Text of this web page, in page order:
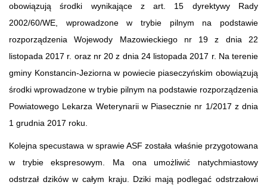
obowiązują środki wynikające z art. 15 dyrektywy Rady
2002/60/WE, wprowadzone w trybie pilnym na podstawie
rozporządzenia Wojewody Mazowieckiego nr 19 z dnia 22
listopada 2017 r. oraz nr 20 z dnia 24 listopada 2017 r. Na terenie
gminy Konstancin-Jeziorna w powiecie piaseczyńskim obowiązują
środki wprowadzone w trybie pilnym na podstawie rozporządzenia
Powiatowego Lekarza Weterynarii w Piasecznie nr 1/2017 z dnia
1 grudnia 2017 roku.
Kolejna specustawa w sprawie ASF została właśnie przygotowana
w trybie ekspresowym. Ma ona umożliwić natychmiastowy
odstrzał dzików w całym kraju. Dziki mają podlegać odstrzałowi